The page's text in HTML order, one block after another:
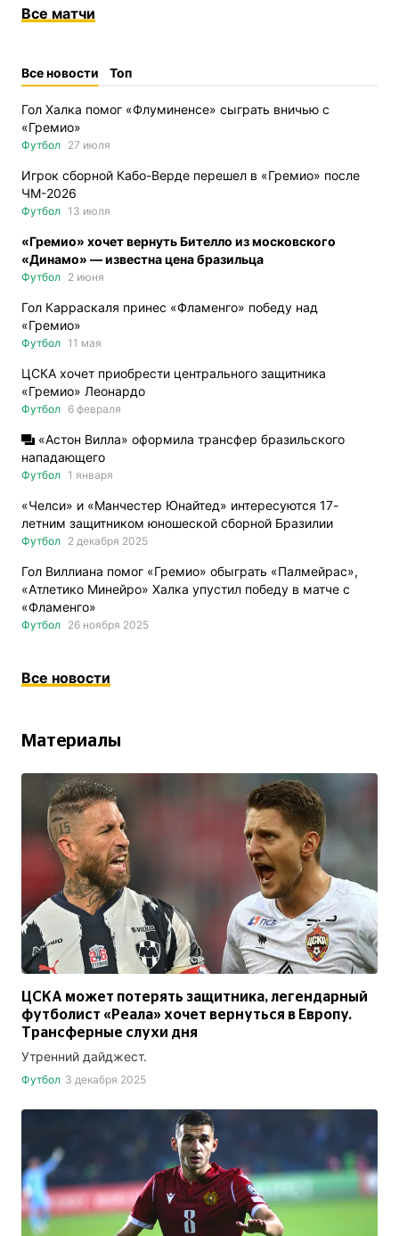
Все матчи
Все новости Топ
Гол Халка помог «Флуминенсе» сыграть вничью с
«Гремио»
Футбол 27 июля
Игрок сборной Кабо-Верде перешел в «Гремио» после
ЧМ-2026
Футбол 13 июля
«Гремио» хочет вернуть Бителло из московского
«Динамо» — известна цена бразильца
Футбол 2 июня
Гол Карраскаля принес «Фламенго» победу над
«Гремио»
Футбол 11 мая
ЦСКА хочет приобрести центрального защитника
«Гремио» Леонардо
Футбол 6 февраля
«Астон Вилла» оформила трансфер бразильского
нападающего
Футбол 1 января
«Челси» и «Манчестер Юнайтед» интересуются 17-
летним защитником юношеской сборной Бразилии
Футбол 2 декабря 2025
Гол Виллиана помог «Гремио» обыграть «Палмейрас»,
«Атлетико Минейро» Халка упустил победу в матче с
«Фламенго»
Футбол 26 ноября 2025
Все новости
Материалы
ЦСКА может потерять защитника, легендарный
футболист «Реала» хочет вернуться в Европу.
Трансферные слухи дня
Утренний дайджест.
Футбол 3 декабря 2025